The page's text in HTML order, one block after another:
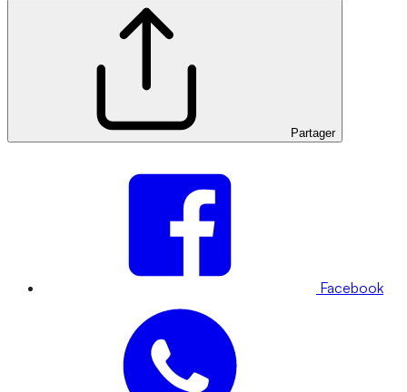
Partager
Facebook